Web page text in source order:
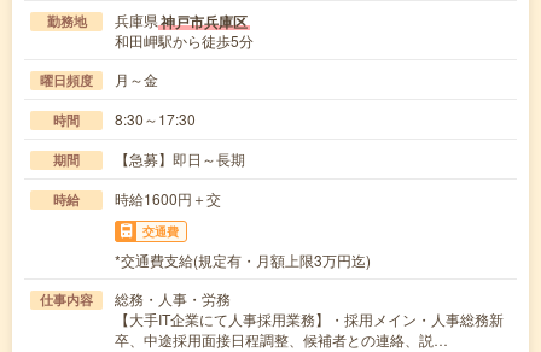
勤務地 兵庫県神戸市兵庫区
和田岬駅から徒歩5分
曜日頻度 月～金
時間 8:30～17:30
期間 【急募】即日～長期
時給 時給1600円＋交
交通費
*交通費支給(規定有・月額上限3万円迄)
仕事内容
総務・人事・労務
【大手IT企業にて人事採用業務】・採用メイン・人事総務新
卒、中途採用面接日程調整、候補者との連絡、説…